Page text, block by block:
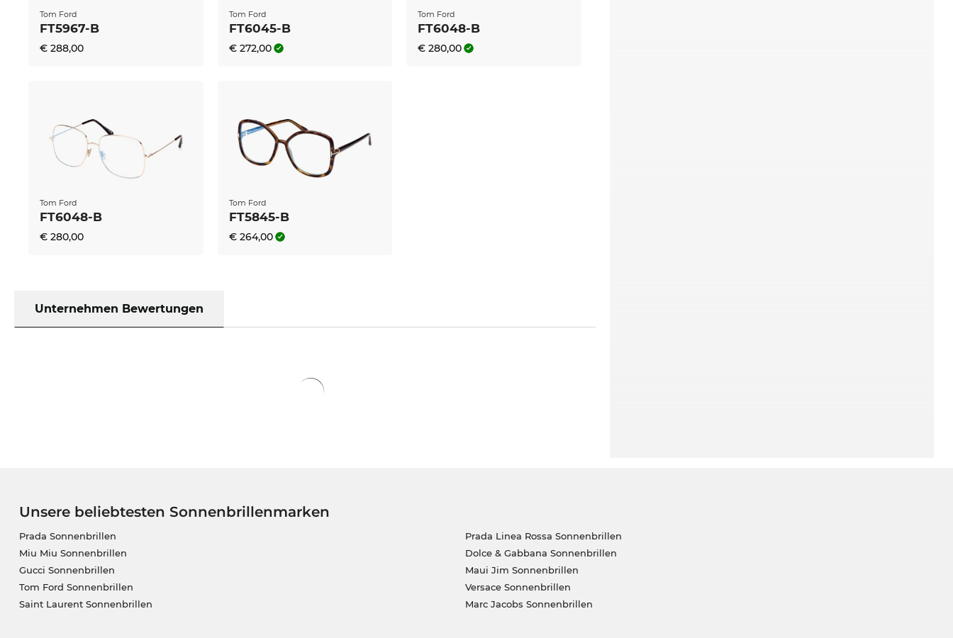
Lotuseffekt, Reinigungsschicht, Antistatik und Hartschicht enthalten die Kunststoffgläser bei
Edel-Optics ohne Aufpreis.
Tom Ford
FT5967-B
€ 288,00
Tom Ford
FT6045-B
€ 272,00
Tom Ford
FT6048-B
€ 280,00
Tom Ford
FT6048-B
€ 280,00
Tom Ford
FT5845-B
€ 264,00
Unternehmen Bewertungen
Unsere beliebtesten Sonnenbrillenmarken
Prada Sonnenbrillen
Miu Miu Sonnenbrillen
Gucci Sonnenbrillen
Tom Ford Sonnenbrillen
Saint Laurent Sonnenbrillen
Prada Linea Rossa Sonnenbrillen
Dolce & Gabbana Sonnenbrillen
Maui Jim Sonnenbrillen
Versace Sonnenbrillen
Marc Jacobs Sonnenbrillen